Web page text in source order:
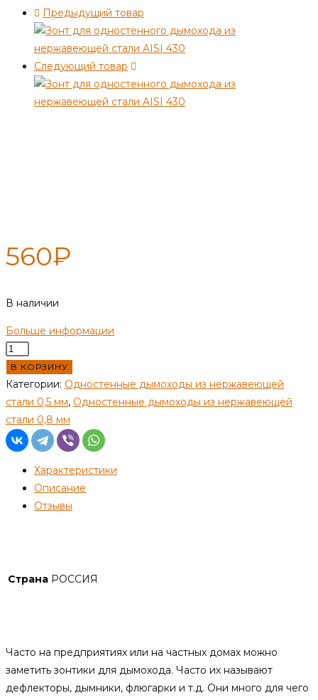
Предыдущий товар
Следующий товар
560₽
В наличии
Больше информации
Количество
товара
Зонт
—
130
—
нерж
(Раструб)
В КОРЗИНУ
Категории: Одностенные дымоходы из нержавеющей
стали 0,5 мм, Одностенные дымоходы из нержавеющей
стали 0,8 мм
Характеристики
Описание
Отзывы
Страна РОССИЯ
Часто на предприятиях или на частных домах можно
заметить зонтики для дымохода. Часто их называют
дефлекторы, дымники, флюгарки и т.д. Они много для чего